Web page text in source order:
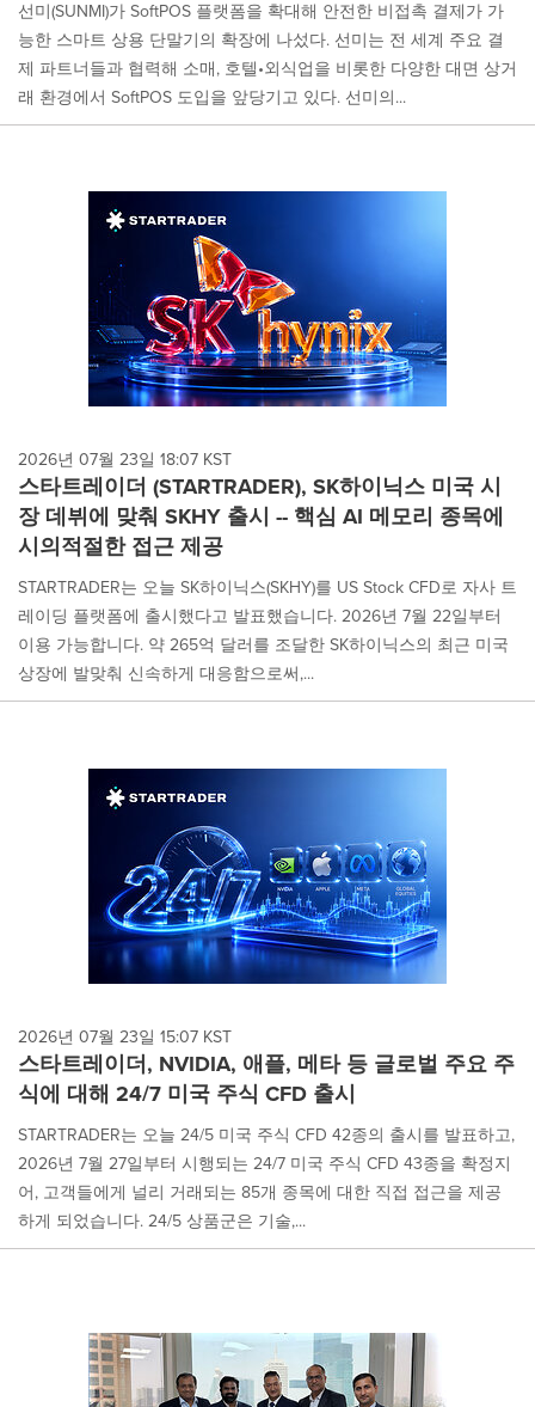
선미(SUNMI)가 SoftPOS 플랫폼을 확대해 안전한 비접촉 결제가 가
능한 스마트 상용 단말기의 확장에 나섰다. 선미는 전 세계 주요 결
제 파트너들과 협력해 소매, 호텔•외식업을 비롯한 다양한 대면 상거
래 환경에서 SoftPOS 도입을 앞당기고 있다. 선미의...
2026년 07월 23일 18:07 KST
스타트레이더 (STARTRADER), SK하이닉스 미국 시
장 데뷔에 맞춰 SKHY 출시 -- 핵심 AI 메모리 종목에
시의적절한 접근 제공
STARTRADER는 오늘 SK하이닉스(SKHY)를 US Stock CFD로 자사 트
레이딩 플랫폼에 출시했다고 발표했습니다. 2026년 7월 22일부터
이용 가능합니다. 약 265억 달러를 조달한 SK하이닉스의 최근 미국
상장에 발맞춰 신속하게 대응함으로써,...
2026년 07월 23일 15:07 KST
스타트레이더, NVIDIA, 애플, 메타 등 글로벌 주요 주
식에 대해 24/7 미국 주식 CFD 출시
STARTRADER는 오늘 24/5 미국 주식 CFD 42종의 출시를 발표하고,
2026년 7월 27일부터 시행되는 24/7 미국 주식 CFD 43종을 확정지
어, 고객들에게 널리 거래되는 85개 종목에 대한 직접 접근을 제공
하게 되었습니다. 24/5 상품군은 기술,...